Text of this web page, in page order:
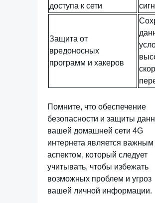
доступа к сети
Защита от
вредоносных
программ и хакеров
Помните, что обеспечение
безопасности и защиты
вашей домашней сети 4G
интернета является важным
аспектом, который следует
учитывать, чтобы избежать
возможных проблем и угроз
вашей личной информации.